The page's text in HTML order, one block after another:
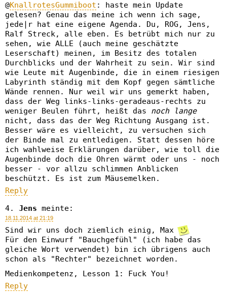
@KnallrotesGummiboot : haste mein Update
gelesen? Genau das meine ich wenn ich sage,
jede|r hat eine eigene Agenda. Du, ROG, Jens,
Ralf Streck, alle eben. Es betrübt mich nur zu
sehen, wie ALLE (auch meine geschätzte
Leserschaft) meinen, im Besitz des totalen
Durchblicks und der Wahrheit zu sein. Wir sind
wie Leute mit Augenbinde, die in einem riesigen
Labyrinth ständig mit dem Kopf gegen sämtliche
Wände rennen. Nur weil wir uns gemerkt haben,
dass der Weg links-links-geradeaus-rechts zu
weniger Beulen führt, heißt das noch lange
nicht, dass das der Weg Richtung Ausgang ist.
Besser wäre es vielleicht, zu versuchen sich
der Binde mal zu entledigen. Statt dessen höre
ich wahlweise Erklärungen darüber, wie toll die
Augenbinde doch die Ohren wärmt oder uns - noch
besser - vor allzu schlimmen Anblicken
beschützt. Es ist zum Mäusemelken.
Reply
Jens meinte:
18.11.2014 at 21:19
Sind wir uns doch ziemlich einig, Max
Für den Einwurf "Bauchgefühl" (ich habe das
gleiche Wort verwendet) bin ich übrigens auch
schon als "Rechter" bezeichnet worden.
Medienkompetenz, Lesson 1: Fuck You!
Reply